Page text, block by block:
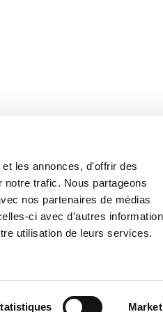
les annonces, d'offrir des
trafic. Nous partageons
nos partenaires de médias
ci avec d'autres
utilisation de leurs services.
Mentions légales